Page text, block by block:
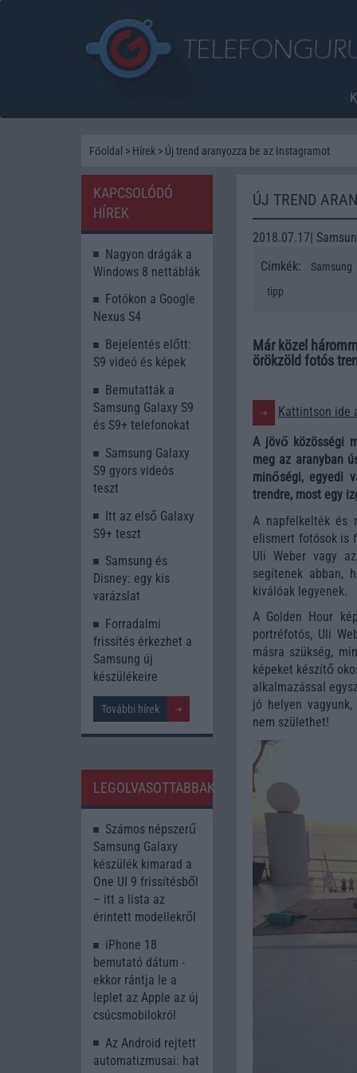
Főoldal > Hírek > Új trend aranyozza be az Instagramot
ÚJ TREND
2018.07.17|
Címkék:
Samsung
tipp
Már közel
örökzöld fotós
Kattintson ide
A jövő közösségi
meg az aranyban
minőségi, egyedi
trendre, most egy
A napfelkelték és
elismert fotósok is
Uli Weber vagy
segítenek abban,
kiválóak legyenek.
A Golden Hour
portréfotós, Uli
másra szükség,
képeket készítő
alkalmazással
jó helyen
nem születhet!
KAPCSOLÓDÓ
HÍREK
Nagyon drágák a
Windows 8 nettáblák
Fotókon a Google
Nexus S4
Bejelentés előtt:
S9 videó és képek
Bemutatták a
Samsung Galaxy S9
és S9+ telefonokat
Samsung Galaxy
S9 gyors videós
teszt
Itt az első Galaxy
S9+ teszt
Samsung és
Disney: egy kis
varázslat
Forradalmi
frissítés érkezhet a
Samsung új
készülékeire
További hírek
LEGOLVASOTTABBAK
Számos népszerű
Samsung Galaxy
készülék kimarad a
One UI 9 frissítésből
– itt a lista az
érintett modellekről
iPhone 18
bemutató dátum -
ekkor rántja le a
leplet az Apple az új
csúcsmobilokról
Az Android rejtett
automatizmusai: hat